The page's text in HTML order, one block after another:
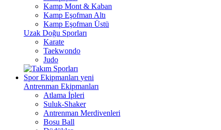
Kamp Mont & Kaban
Kamp Eşofman Altı
Kamp Eşofman Üstü
Uzak Doğu Sporları
Karate
Taekwondo
Judo
Spor Ekipmanları yeni
Antrenman Ekipmanları
Atlama İpleri
Suluk-Shaker
Antrenman Merdivenleri
Bosu Ball